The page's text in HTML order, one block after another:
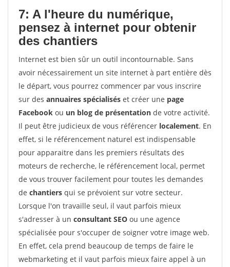
7: A l'heure du numérique,
pensez à internet pour obtenir
des chantiers
Internet est bien sûr un outil incontournable. Sans
avoir nécessairement un site internet à part entière dès
le départ, vous pourrez commencer par vous inscrire
sur des annuaires spécialisés et créer une page
Facebook ou un blog de présentation de votre activité.
Il peut être judicieux de vous référencer localement. En
effet, si le référencement naturel est indispensable
pour apparaitre dans les premiers résultats des
moteurs de recherche, le référencement local, permet
de vous trouver facilement pour toutes les demandes
de chantiers qui se prévoient sur votre secteur.
Lorsque l'on travaille seul, il vaut parfois mieux
s'adresser à un consultant SEO ou une agence
spécialisée pour s'occuper de soigner votre image web.
En effet, cela prend beaucoup de temps de faire le
webmarketing et il vaut parfois mieux faire appel à un